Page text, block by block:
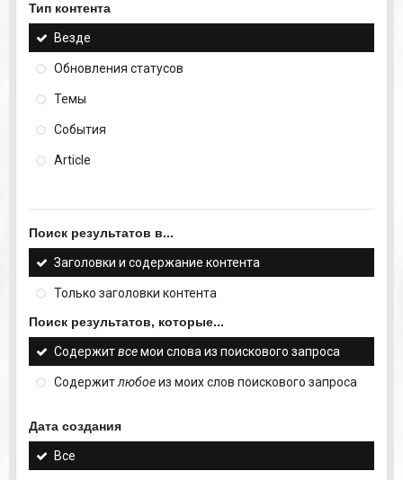
Тип контента
Везде
Обновления статусов
Темы
События
Article
Поиск результатов в...
Заголовки и содержание контента
Только заголовки контента
Поиск результатов, которые...
Содержитвсемои слова из поискового запроса
Содержитлюбоеиз моих слов поискового запроса
Дата создания
Все